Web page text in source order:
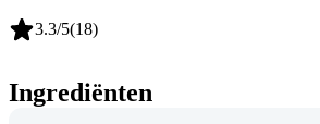
3.3/5(18)
Ingrediënten